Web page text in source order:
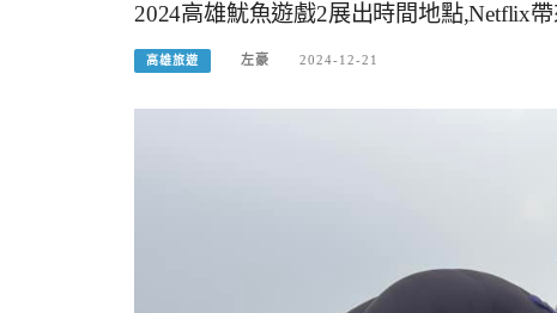
2024高雄魷魚遊戲2展出時間地點,Netflix
高雄旅遊 左豪 2024-12-21